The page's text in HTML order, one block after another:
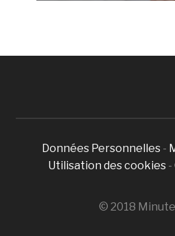
Données Personnelles -
Utilisation des cookies -
© 2018